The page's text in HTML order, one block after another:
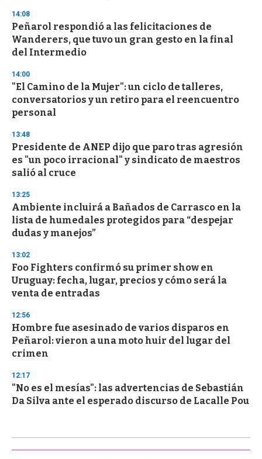
s
e
c
o
n
14:08
Peñarol respondió a las felicitaciones de
Wanderers, que tuvo un gran gesto en la final
del Intermedio
14:00
"El Camino de la Mujer": un ciclo de talleres,
conversatorios y un retiro para el reencuentro
personal
13:48
Presidente de ANEP dijo que paro tras agresión
es "un poco irracional" y sindicato de maestros
salió al cruce
13:25
Ambiente incluirá a Bañados de Carrasco en la
lista de humedales protegidos para “despejar
dudas y manejos”
13:02
Foo Fighters confirmó su primer show en
Uruguay: fecha, lugar, precios y cómo será la
venta de entradas
12:56
Hombre fue asesinado de varios disparos en
Peñarol: vieron a una moto huir del lugar del
crimen
12:17
"No es el mesías": las advertencias de Sebastián
Da Silva ante el esperado discurso de Lacalle Pou